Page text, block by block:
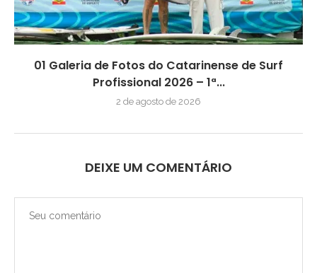
01 Galeria de Fotos do Catarinense de Surf
Profissional 2026 – 1ª...
2 de agosto de 2026
DEIXE UM COMENTÁRIO